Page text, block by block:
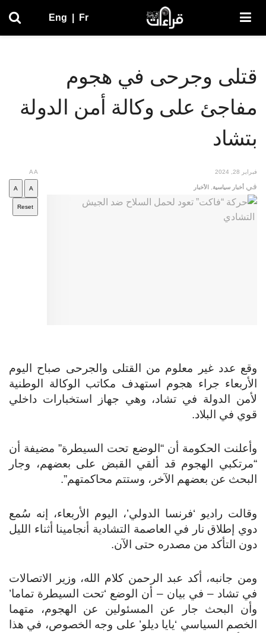
Eng Fr
قتلى وجرحى في هجوم
مفاجئ على وكالة أمن الدولة
بتشاد
فبراير 28, 2024
في أخبار سياسية الأخبار
AA
A
A
Reset
وقع عدد غير معلوم من القتلى والجرحى صباح اليوم
الأربعاء جراء هجوم استهدف مكاتب الوكالة الوطنية
لأمن الدولة في تشاد، وهي جهاز استخبارات داخلي
قوي في البلاد.
وأعلنت الحكومة أن “الوضع تحت السيطرة” مضيفة أن
“مرتكبي الهجوم قد ألقي القبض على بعضهم، وجار
البحث عن بعضهم الآخر، وستتم محاكمتهم”.
وقالت راديو ‘فرنسا الدولي’، اليوم الأربعاء، إنه سُمع
دوي إطلاق نار في العاصمة التشادية أنجامينا أثناء الليل
دون التأكد من مصدره حتى الآن.
ومن جانبه، أكد عبد الرحمن كلام الله، وزير الاتصالات
في تشاد – في بيان – أن الوضع ‘تحت السيطرة تماما’
وأن البحث جار عن المسئولين عن الهجوم، متهما
الخصم السياسي ‘يايا ديلو’ على وجه الخصوص، في هذا